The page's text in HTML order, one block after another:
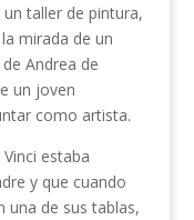
taller de pintura,
mirada de un
Andrea de
un joven
como artista.
estaba
y que cuando
una de sus tablas,